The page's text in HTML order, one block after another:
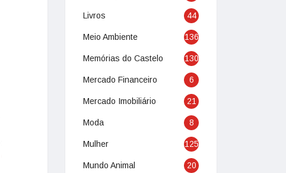
Livros 44
Meio Ambiente 136
Memórias do Castelo 130
Mercado Financeiro 6
Mercado Imobiliário 21
Moda 8
Mulher 125
Mundo Animal 20